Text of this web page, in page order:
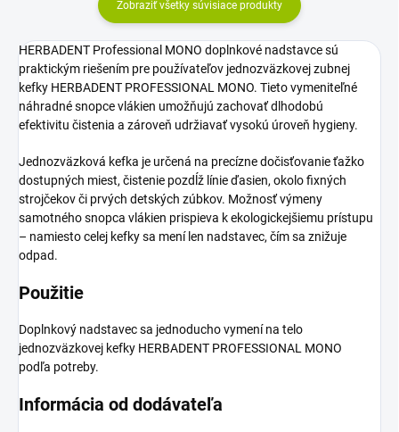
Zobraziť všetky súvisiace produkty
HERBADENT Professional MONO doplnkové nadstavce sú
praktickým riešením pre používateľov jednozväzkovej zubnej
kefky HERBADENT PROFESSIONAL MONO. Tieto vymeniteľné
náhradné snopce vlákien umožňujú zachovať dlhodobú
efektivitu čistenia a zároveň udržiavať vysokú úroveň hygieny.
Jednozväzková kefka je určená na precízne dočisťovanie ťažko
dostupných miest, čistenie pozdĺž línie ďasien, okolo fixných
strojčekov či prvých detských zúbkov. Možnosť výmeny
samotného snopca vlákien prispieva k ekologickejšiemu prístupu
– namiesto celej kefky sa mení len nadstavec, čím sa znižuje
odpad.
Použitie
Doplnkový nadstavec sa jednoducho vymení na telo
jednozväzkovej kefky HERBADENT PROFESSIONAL MONO
podľa potreby.
Informácia od dodávateľa